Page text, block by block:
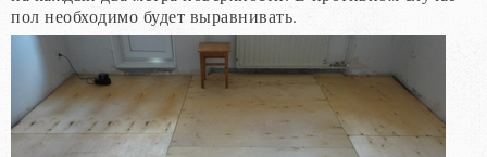
пол необходимо будет выравнивать.